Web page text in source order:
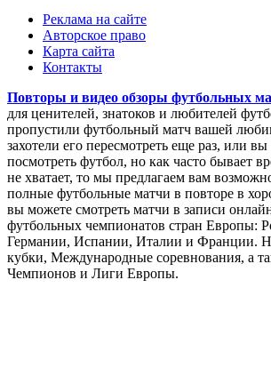
Кубок Америки
Кубок Африки
О сайте
Реклама на сайте
Авторское право
Карта сайта
Контакты
Повторы и видео обзоры футбольных
для ценителей, знатоков и любителей
пропустили футбольный матч вашей
захотели его пересмотреть еще раз, или вы
посмотреть футбол, но как часто бывает
не хватает, то мы предлагаем вам
полные футбольные матчи в повторе в